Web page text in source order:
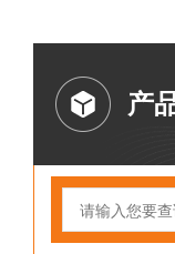
产